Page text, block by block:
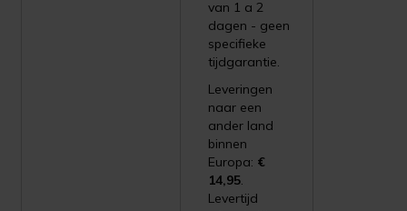
van 1 a 2
dagen - geen
specifieke
tijdgarantie.
Leveringen
naar een
ander land
binnen
Europa: €
14,95.
Levertijd